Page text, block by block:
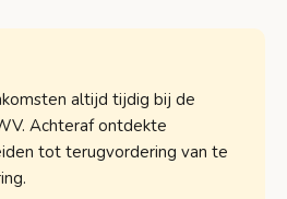
altijd tijdig bij de
Achteraf ontdekte
tot terugvordering van te